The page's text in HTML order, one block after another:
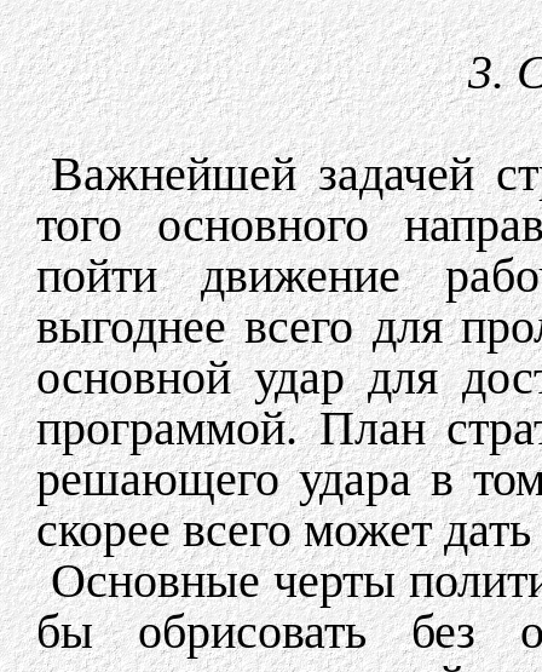
3.
Важнейшей задачей
того основного
пойти движение
выгоднее всего для
основной удар для
программой. План
решающего удара в
скорее всего может
Основные черты
бы обрисовать без